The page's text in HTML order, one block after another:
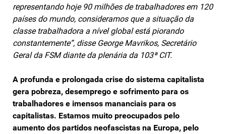
representando hoje 90 milhões de trabalhadores em 120
países do mundo, consideramos que a situação da
classe trabalhadora a nível global está piorando
constantemente”, disse George Mavrikos, Secretário
Geral da FSM diante da plenária da 103ª CIT.
A profunda e prolongada crise do sistema capitalista
gera pobreza, desemprego e sofrimento para os
trabalhadores e imensos mananciais para os
capitalistas. Estamos muito preocupados pelo
aumento dos partidos neofascistas na Europa, pelo